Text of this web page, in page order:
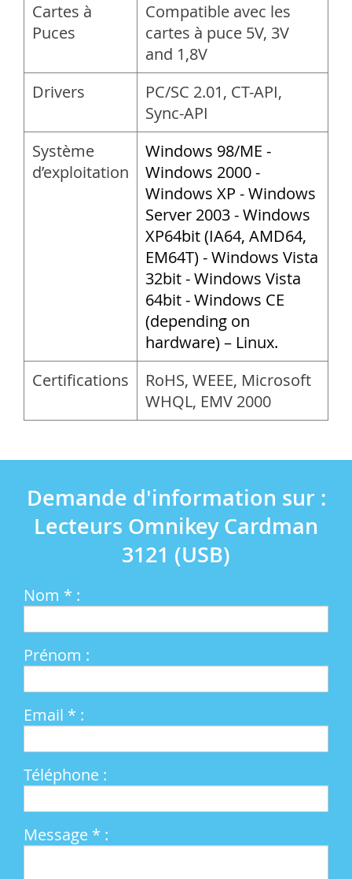
Cartes à
Puces
Compatible avec les
cartes à puce 5V, 3V
and 1,8V
Drivers
PC/SC 2.01, CT-API,
Sync-API
Système
d’exploitation
Windows 98/ME -
Windows 2000 -
Windows XP - Windows
Server 2003 - Windows
XP64bit (IA64, AMD64,
EM64T) - Windows Vista
32bit - Windows Vista
64bit - Windows CE
(depending on
hardware) – Linux.
Certifications
RoHS, WEEE, Microsoft
WHQL, EMV 2000
Demande d'information sur :
Lecteurs Omnikey Cardman
3121 (USB)
Nom * :
Prénom :
Email * :
Téléphone :
Message * :